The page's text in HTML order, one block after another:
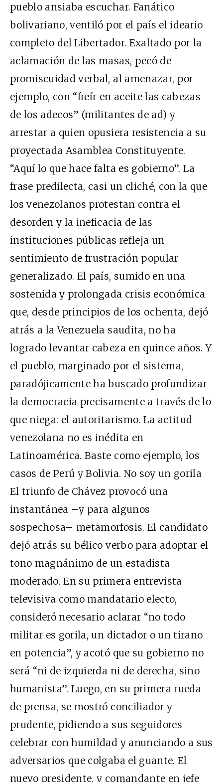
pueblo ansiaba escuchar. Fanático
bolivariano, ventiló por el país el ideario
completo del Libertador. Exaltado por la
aclamación de las masas, pecó de
promiscuidad verbal, al amenazar, por
ejemplo, con “freír en aceite las cabezas
de los adecos” (militantes de ad) y
arrestar a quien opusiera resistencia a su
proyectada Asamblea Constituyente.
“Aquí lo que hace falta es gobierno”. La
frase predilecta, casi un cliché, con la que
los venezolanos protestan contra el
desorden y la ineficacia de las
instituciones públicas refleja un
sentimiento de frustración popular
generalizado. El país, sumido en una
sostenida y prolongada crisis económica
que, desde principios de los ochenta, dejó
atrás a la Venezuela saudita, no ha
logrado levantar cabeza en quince años. Y
el pueblo, marginado por el sistema,
paradójicamente ha buscado profundizar
la democracia precisamente a través de lo
que niega: el autoritarismo. La actitud
venezolana no es inédita en
Latinoamérica. Baste como ejemplo, los
casos de Perú y Bolivia. No soy un gorila
El triunfo de Chávez provocó una
instantánea –y para algunos
sospechosa– metamorfosis. El candidato
dejó atrás su bélico verbo para adoptar el
tono magnánimo de un estadista
moderado. En su primera entrevista
televisiva como mandatario electo,
consideró necesario aclarar “no todo
militar es gorila, un dictador o un tirano
en potencia”, y acotó que su gobierno no
será “ni de izquierda ni de derecha, sino
humanista”. Luego, en su primera rueda
de prensa, se mostró conciliador y
prudente, pidiendo a sus seguidores
celebrar con humildad y anunciando a sus
adversarios que colgaba el guante. El
nuevo presidente, y comandante en jefe